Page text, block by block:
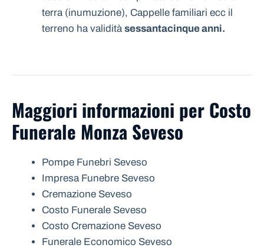
terra (inumuzione), Cappelle familiari ecc il
terreno ha validità sessantacinque anni.
Maggiori informazioni per Costo
Funerale Monza Seveso
Pompe Funebri Seveso
Impresa Funebre Seveso
Cremazione Seveso
Costo Funerale Seveso
Costo Cremazione Seveso
Funerale Economico Seveso